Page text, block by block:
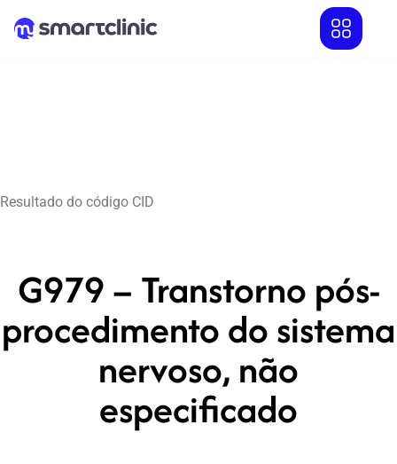
Resultado do código CID
G979 – Transtorno pós-
procedimento do sistema
nervoso, não
especificado